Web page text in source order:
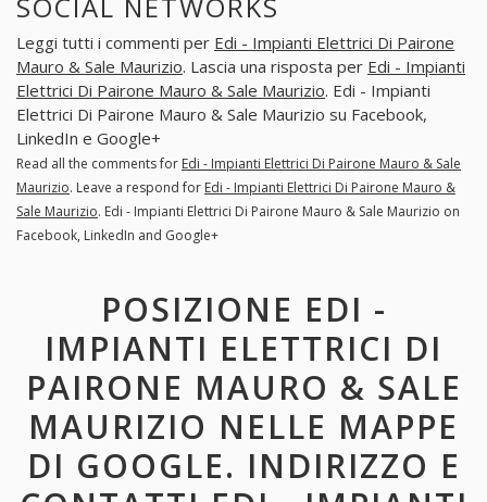
Leggi tutti i commenti per Edi - Impianti Elettrici Di Pairone
Mauro & Sale Maurizio. Lascia una risposta per Edi - Impianti
Elettrici Di Pairone Mauro & Sale Maurizio. Edi - Impianti
Elettrici Di Pairone Mauro & Sale Maurizio su Facebook,
LinkedIn e Google+
Read all the comments for Edi - Impianti Elettrici Di Pairone Mauro & Sale
Maurizio. Leave a respond for Edi - Impianti Elettrici Di Pairone Mauro &
Sale Maurizio. Edi - Impianti Elettrici Di Pairone Mauro & Sale Maurizio on
Facebook, LinkedIn and Google+
POSIZIONE EDI -
IMPIANTI ELETTRICI DI
PAIRONE MAURO & SALE
MAURIZIO NELLE MAPPE
DI GOOGLE. INDIRIZZO E